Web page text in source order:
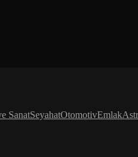
SanatSeyahatOtomotivEmlak